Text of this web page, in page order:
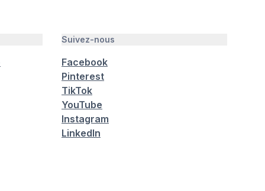
Suivez-nous
Facebook
Pinterest
TikTok
YouTube
Instagram
LinkedIn